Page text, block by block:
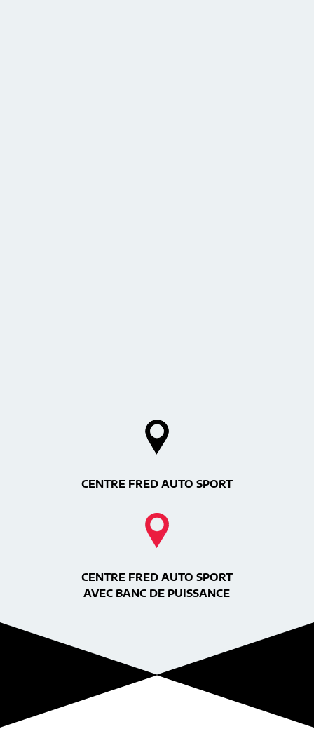
CENTRE FRED AUTO SPORT
CENTRE FRED AUTO SPORT
AVEC BANC DE PUISSANCE